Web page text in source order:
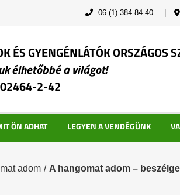
06 (1) 384-84-40
ÉS GYENGÉNLÁTÓK ORSZÁGOS
élhetőbbé a világot!
2-42
ÖN ADHAT LEGYEN A VENDÉGÜNK
adom / A hangomat adom –